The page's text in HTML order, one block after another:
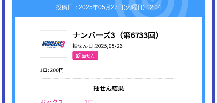
2025年05月27日(火曜日) 12:04